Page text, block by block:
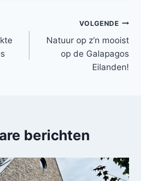
VOLGENDE
Natuur op z’n mooist
op de Galapagos
Eilanden!
berichten